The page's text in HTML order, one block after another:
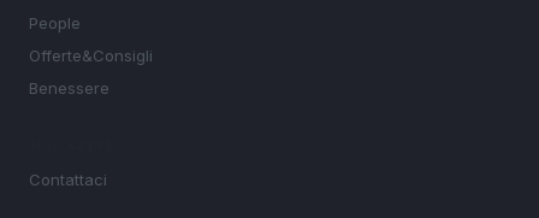
People
Offerte&Consigli
Benessere
Contattaci